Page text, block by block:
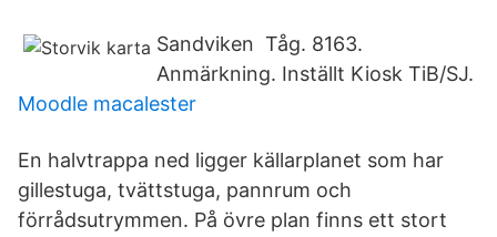
Sandviken Tåg. 8163.
Anmärkning. Inställt Kiosk TiB/SJ.
Moodle macalester
En halvtrappa ned ligger källarplanet som har
gillestuga, tvättstuga, pannrum och
förrådsutrymmen. På övre plan finns ett stort